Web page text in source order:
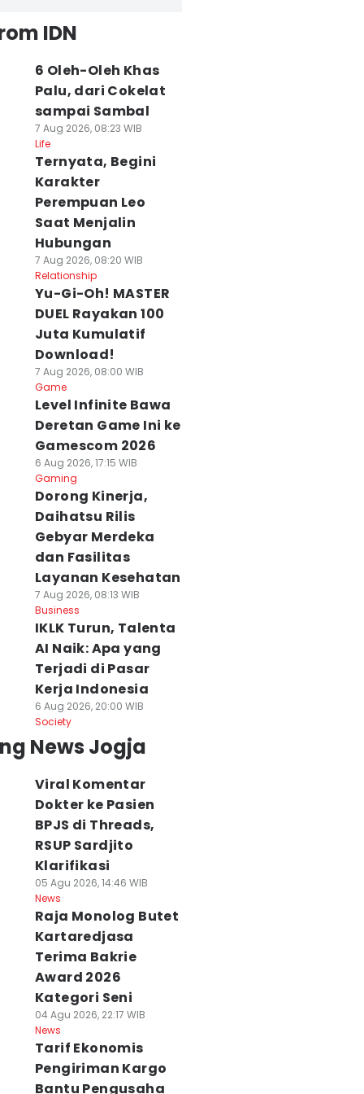
Unik
di JEC,
Matcha
Eksplorasi
Agu 2026, 15:54 WIB
Viral Komentar
Pasien BPJS di
Medsos, Sardjito
Hentikan Praktik
Dokter PPDS
06 Agu 2026, 14:14 WIB
IDN
6 Oleh-Oleh Khas
Palu, dari Cokelat
sampai Sambal
7 Aug 2026, 08:23 WIB
Life
Ternyata, Begini
Karakter
Perempuan Leo
Saat Menjalin
Hubungan
7 Aug 2026, 08:20 WIB
Relationship
Yu-Gi-Oh! MASTER
DUEL Rayakan 100
Juta Kumulatif
Download!
7 Aug 2026, 08:00 WIB
Game
Level Infinite Bawa
Deretan Game Ini ke
Gamescom 2026
6 Aug 2026, 17:15 WIB
Gaming
Dorong Kinerja,
Daihatsu Rilis
Gebyar Merdeka
dan Fasilitas
Layanan Kesehatan
7 Aug 2026, 08:13 WIB
Business
IKLK Turun, Talenta
AI Naik: Apa yang
Terjadi di Pasar
Kerja Indonesia
6 Aug 2026, 20:00 WIB
Society
News Jogja
Viral Komentar
Dokter ke Pasien
BPJS di Threads,
RSUP Sardjito
Klarifikasi
05 Agu 2026, 14:46 WIB
News
Raja Monolog Butet
Kartaredjasa
Terima Bakrie
Award 2026
Kategori Seni
04 Agu 2026, 22:17 WIB
News
Tarif Ekonomis
Pengiriman Kargo
Bantu Pengusaha